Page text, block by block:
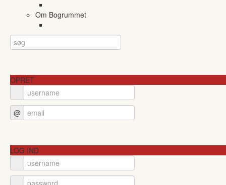
Om Bogrummet
OPRET
@
LOG IND